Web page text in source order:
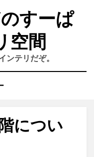
すーぱ
空間
ンテリだぞ。
につい